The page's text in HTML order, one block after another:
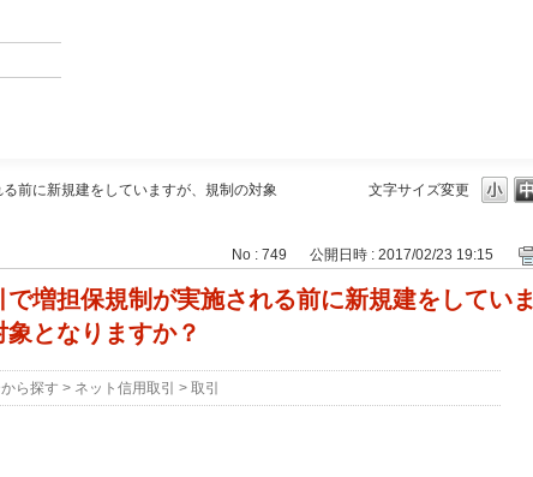
文字サイズ変更
前に新規建をしていますが、規制の対象
No : 749 公開日時 : 2017/02/23 19:15
増担保規制が実施される前に新規建をしていま
となりますか？
ら探す > ネット信用取引 > 取引